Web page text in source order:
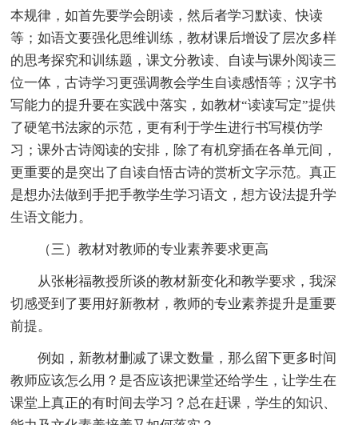
本规律，如首先要学会朗读，然后者学习默读、快读
等；如语文要强化思维训练，教材课后增设了层次多样
的思考探究和训练题，课文分教读、自读与课外阅读三
位一体，古诗学习更强调教会学生自读感悟等；汉字书
写能力的提升要在实践中落实，如教材“读读写定”提供
了硬笔书法家的示范，更有利于学生进行书写模仿学
习；课外古诗阅读的安排，除了有机穿插在各单元间，
更重要的是突出了自读自悟古诗的赏析文字示范。真正
是想办法做到手把手教学生学习语文，想方设法提升学
生语文能力。
（三）教材对教师的专业素养要求更高
从张彬福教授所谈的教材新变化和教学要求，我深
切感受到了要用好新教材，教师的专业素养提升是重要
前提。
例如，新教材删减了课文数量，那么留下更多时间
教师应该怎么用？是否应该把课堂还给学生，让学生在
课堂上真正的有时间去学习？总在赶课，学生的知识、